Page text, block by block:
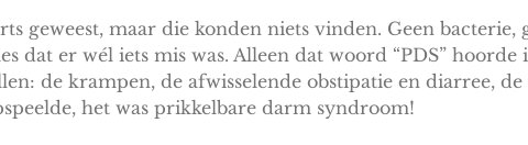
geweest, maar die konden niets vinden. Geen bacterie,
dat er wél iets mis was. Alleen dat woord “PDS”
de krampen, de afwisselende obstipatie en diarree,
het was prikkelbare darm syndroom!